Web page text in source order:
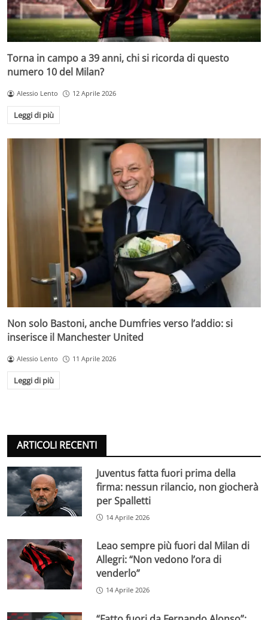
Torna in campo a 39 anni, chi si ricorda di questo
numero 10 del Milan?
Alessio Lento 12 Aprile 2026
Leggi di più
Non solo Bastoni, anche Dumfries verso l’addio: si
inserisce il Manchester United
Alessio Lento 11 Aprile 2026
Leggi di più
ARTICOLI RECENTI
Juventus fatta fuori prima della
firma: nessun rilancio, non giocherà
per Spalletti
14 Aprile 2026
Leao sempre più fuori dal Milan di
Allegri: “Non vedono l’ora di
venderlo”
14 Aprile 2026